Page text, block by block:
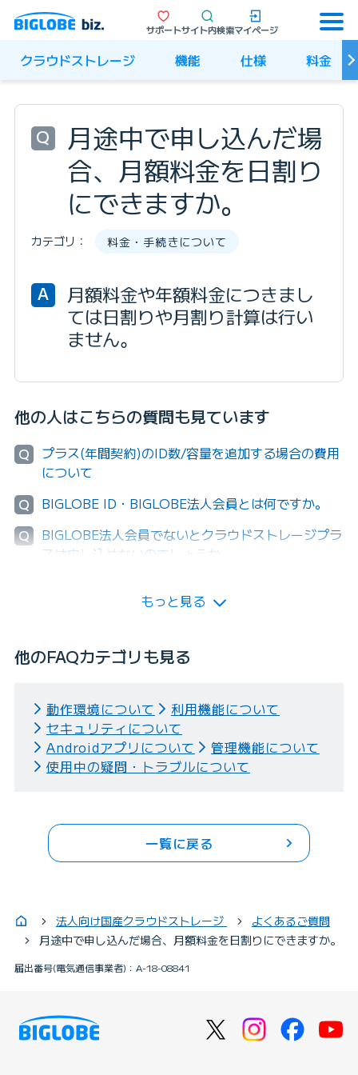
サポートサイト内検索マイページ
クラウドストレージ 機能 仕様 料金
Q
月途中で申し込んだ場
合、月額料金を日割り
にできますか。
カテゴリ： 料金・手続きについて
A
月額料金や年額料金につきまし
ては日割りや月割り計算は行い
ません。
他の人はこちらの質問も見ています
Q
プラス(年間契約)のID数/容量を追加する場合の費用
について
Q
BIGLOBE ID・BIGLOBE法人会員とは何ですか。
Q
BIGLOBE法人会員でないとクラウドストレージプラ
スは申し込めないのでしょうか。
もっと見る
他のFAQカテゴリも見る
動作環境について
利用機能について
セキュリティについて
Androidアプリについて
管理機能について
使用中の疑問・トラブルについて
一覧に戻る
法人向け国産クラウドストレージ
よくあるご質問
月途中で申し込んだ場合、月額料金を日割りにできますか。
届出番号(電気通信事業者)：A-18-08841